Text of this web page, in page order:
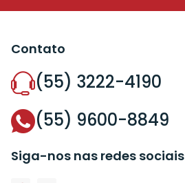
Contato
(55) 3222-4190
(55) 9600-8849
Siga-nos nas redes sociais